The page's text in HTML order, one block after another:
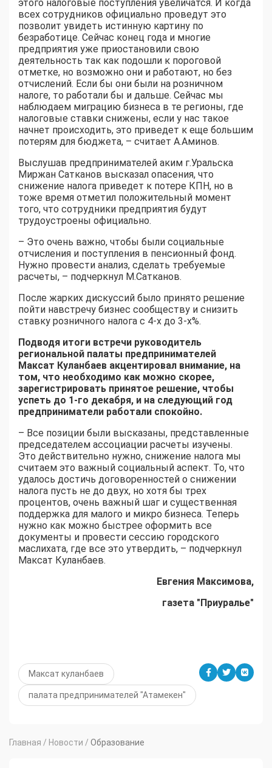
этого налоговые поступления увеличатся. И когда
всех сотрудников официально проведут это
позволит увидеть истинную картину по
безработице. Сейчас конец года и многие
предприятия уже приостановили свою
деятельность так как подошли к пороговой
отметке, но возможно они и работают, но без
отчислений. Если бы они были на розничном
налоге, то работали бы и дальше. Сейчас мы
наблюдаем миграцию бизнеса в те регионы, где
налоговые ставки снижены, если у нас такое
начнет происходить, это приведет к еще большим
потерям для бюджета, – считает А.Аминов.
Выслушав предпринимателей аким г.Уральска
Миржан Сатканов высказал опасения, что
снижение налога приведет к потере КПН, но в
тоже время отметил положительный момент
того, что сотрудники предприятия будут
трудоустроены официально.
– Это очень важно, чтобы были социальные
отчисления и поступления в пенсионный фонд.
Нужно провести анализ, сделать требуемые
расчеты, – подчеркнул М.Сатканов.
После жарких дискуссий было принято решение
пойти навстречу бизнес сообществу и снизить
ставку розничного налога с 4-х до 3-х%.
Подводя итоги встречи руководитель
региональной палаты предпринимателей
Максат Куланбаев акцентировал внимание, на
том, что необходимо как можно скорее,
зарегистрировать принятое решение, чтобы
успеть до 1-го декабря, и на следующий год
предприниматели работали спокойно.
– Все позиции были высказаны, представленные
председателем ассоциации расчеты изучены.
Это действительно нужно, снижение налога мы
считаем это важный социальный аспект. То, что
удалось достичь договоренностей о снижении
налога пусть не до двух, но хотя бы трех
процентов, очень важный шаг и существенная
поддержка для малого и микро бизнеса. Теперь
нужно как можно быстрее оформить все
документы и провести сессию городского
маслихата, где все это утвердить, – подчеркнул
Максат Куланбаев.
Евгения Максимова,
газета "Приуралье"
Максат куланбаев
палата предпринимателей "Атамекен"
Главная / Новости / Образование